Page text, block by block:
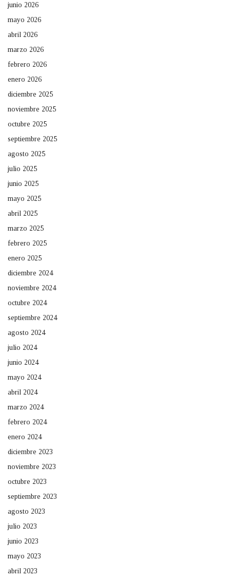
junio 2026
mayo 2026
abril 2026
marzo 2026
febrero 2026
enero 2026
diciembre 2025
noviembre 2025
octubre 2025
septiembre 2025
agosto 2025
julio 2025
junio 2025
mayo 2025
abril 2025
marzo 2025
febrero 2025
enero 2025
diciembre 2024
noviembre 2024
octubre 2024
septiembre 2024
agosto 2024
julio 2024
junio 2024
mayo 2024
abril 2024
marzo 2024
febrero 2024
enero 2024
diciembre 2023
noviembre 2023
octubre 2023
septiembre 2023
agosto 2023
julio 2023
junio 2023
mayo 2023
abril 2023